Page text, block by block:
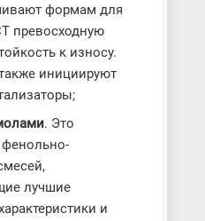
формам для
превосходную
к износу.
инициируют
. Это
лучшие
и